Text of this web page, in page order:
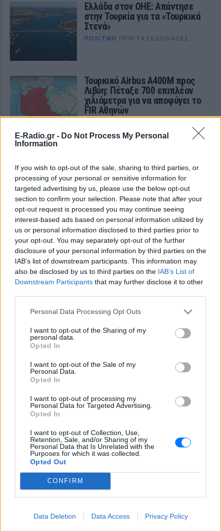
E-Radio.gr - Do Not Process My Personal
Information
If you wish to opt-out of the sale, sharing to third parties, or
processing of your personal or sensitive information for
targeted advertising by us, please use the below opt-out
section to confirm your selection. Please note that after your
opt-out request is processed you may continue seeing
interest-based ads based on personal information utilized by
us or personal information disclosed to third parties prior to
your opt-out. You may separately opt-out of the further
disclosure of your personal information by third parties on the
IAB’s list of downstream participants. This information may
also be disclosed by us to third parties on the IAB’s List of
Downstream Participants that may further disclose it to other
Personal Data Processing Opt Outs
I want to opt-out of the Sharing of my
personal data.
Opted In
I want to opt-out of the Sale of my
Personal Data.
Opted In
I want to opt-out of processing my
Personal Data for Targeted Advertising.
Opted In
I want to opt-out of Collection, Use,
Retention, Sale, and/or Sharing of my
Personal Data that Is Unrelated with the
Purposes for which it was collected.
Opted Out
CONFIRM
Data Deletion Data Access Privacy Policy
Ελλάδα στον ΟΗΕ: Απάντησε
στην Τουρκία για τα «Τουρκικά
Στενά»
ΠΟΛΙΤΙΚΉ ΠΡΙΝ 14 ΕΒΔΟΜΆΔΕΣ
Τουρκικό Airbus A400M προς
Λιβύη: Πέταξε 700 επιπλέον
χιλιόμετρα για να αποφύγει το
FIR Αθηνών
ΤΟΥΡΚΙΚΟ
AIRBUS A400M
ΠΡΟΣ ΛΙΒΥΗ:
ΠΕΤΑΞΕ 700
ΕΠΙΠΛΕΟΝ
ΧΙΛΙΟΜΕΤΡΑ ΓΙΑ
ΝΑ ΑΠΟΦΥΓΕΙ
ΤΟ FIR ΑΘΗΝΩΝ
ΚΟΣΜΟΣ
ΚΌΣΜΟΣ
Πέθανε ο αδελφός του Μεβλούτ
Τσαβούσογλου – Βρέθηκε πυροβολημένος στο
γραφείο του
δώδεκα μέρες νοσηλείας